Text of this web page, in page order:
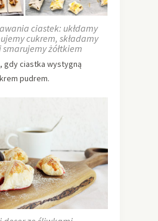
ciastek: ukłdamy
cukrem, składamy
smarujemy żółtkiem
gdy ciastka wystygną
pudrem.